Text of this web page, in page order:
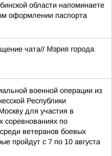
области напоминаете
оформлении паспорта
чата// Мэрия города
военной операции из
Республики
для участия в
соревнованиях по
ветеранов боевых
пройдут с 7 по 10 августа